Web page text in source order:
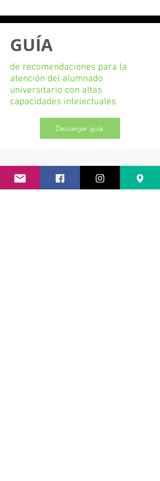
GUÍA
de recomendaciones para la
atención del alumnado
universitario con altas
capacidades intelectuales
Descargar guía